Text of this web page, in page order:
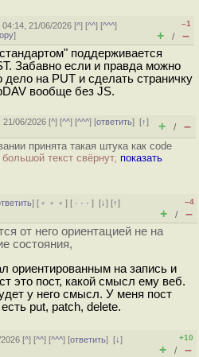
04:14, 21/06/2026 [^] [^^] [^^^]
]
–1
+ / –
поддерживается
Забавно если и правда можно
дело на PUT и сделать страничку
вообще без JS.
21/06/2026 [^] [^^] [^^^] [ответить][↑]
+ / –
принята такая штука как code
большой текст свёрнут, показать
] [ ﹢﹢﹢] [ · · ·][↓] [↑]
–4
+ / –
от него ориентацией не на
состояния,
ориентированным на запись и
это пост, какой смысл ему веб.
у него смысл. У меня пост
put, patch, delete.
[^] [^^] [^^^] [ответить][↓]
+10
+ / –